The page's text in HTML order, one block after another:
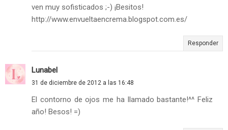
ven muy sofisticados ;-) ¡Besitos!
http://www.envueltaencrema.blogspot.com.es/
Responder
Lunabel
31 de diciembre de 2012 a las 16:48
El contorno de ojos me ha llamado bastante!^^ Feliz
año! Besos! =)